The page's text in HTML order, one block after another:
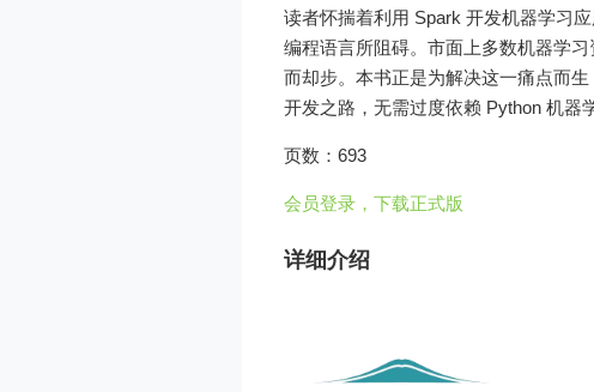
读者怀揣着利用 Spark 开发机器学习
编程语言所阻碍。市面上多数机器学
而却步。本书正是为解决这一痛点而
开发之路，无需过度依赖 Python 机器
页数：693
会员登录，下载正式版
详细介绍